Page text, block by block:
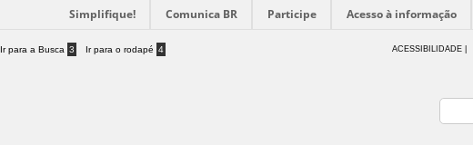
Simplifique! Comunica BR Participe Acesso à informação
Ir para a Busca 3 Ir para o rodapé 4 ACESSIBILIDADE